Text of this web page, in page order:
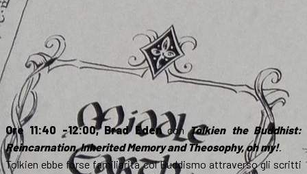
Ore 11:40 -12:00, Brad Eden‪conTolkien the Buddhist:
Reincarnation, Inherited Memory and Theosophy, oh my!.
Tolkien ebbe forse familiarità col Buddismo attraverso gli scritti